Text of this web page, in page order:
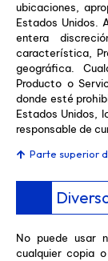
ubicaciones,
Estados Unidos.
entera
característica,
geográfica.
Producto o
donde esté
Estados Unidos,
responsable de
Parte superior
No puede usar
cualquier copia